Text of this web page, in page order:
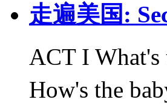
走遍美国:
ACT I What's
How's the